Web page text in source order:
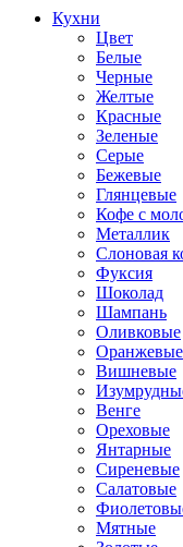
Кухни
Цвет
Белые
Черные
Желтые
Красные
Зеленые
Серые
Бежевые
Глянцевые
Кофе с
Металлик
Слоновая
Фуксия
Шоколад
Шампань
Оливковые
Оранжевые
Вишневые
Венге
Ореховые
Янтарные
Сиреневые
Салатовые
Мятные